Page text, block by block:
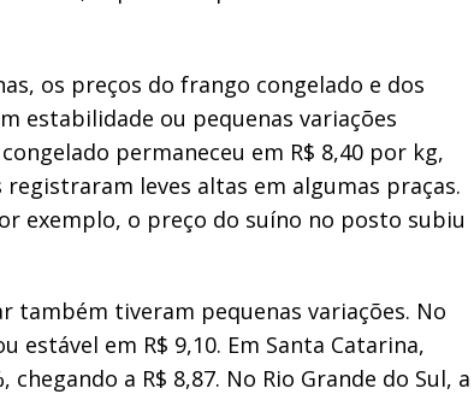
os preços do frango congelado e dos
estabilidade ou pequenas variações
permaneceu em R$ 8,40 por kg,
leves altas em algumas praças.
exemplo, o preço do suíno no posto subiu
também tiveram pequenas variações. No
estável em R$ 9,10. Em Santa Catarina,
chegando a R$ 8,87. No Rio Grande do Sul, a